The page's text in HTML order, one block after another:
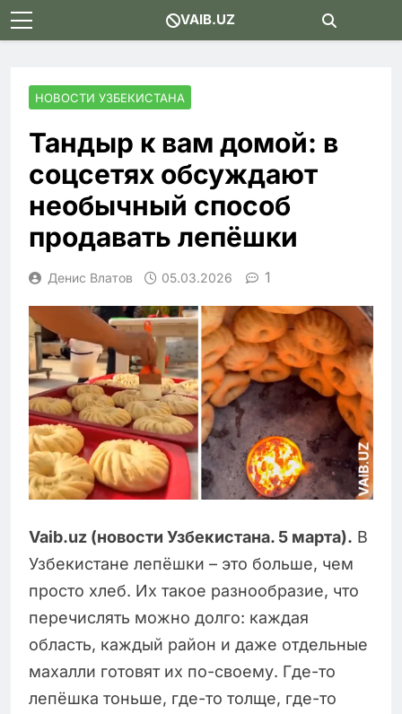
Skip
to
VAIB.UZ
НОВОСТИ УЗБЕКИСТАНА
Тандыр к вам домой: в
соцсетях обсуждают
необычный способ
продавать лепёшки
Денис Влатов 05.03.2026 1
Vaib.uz (новости Узбекистана. 5 марта). В
Узбекистане лепёшки – это больше, чем
просто хлеб. Их такое разнообразие, что
перечислять можно долго: каждая
область, каждый район и даже отдельные
махалли готовят их по-своему. Где-то
лепёшка тоньше, где-то толще, где-то